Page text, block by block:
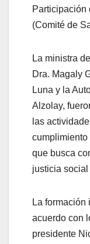
Participación
(Comité de
La ministra
Dra. Magaly
Luna y la
Alzolay,
las
cumplimiento
que busca
justicia
La
acuerdo con
presidente